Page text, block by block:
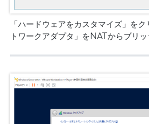
「ハードウェアをカスタマイズ」を
トワークアダプタ」をNATからブリッ